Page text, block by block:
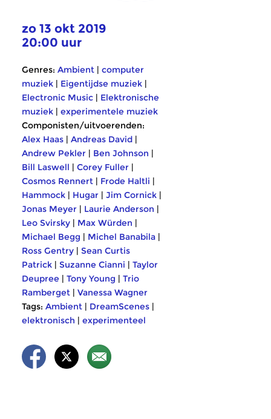
zo 13 okt 2019
20:00 uur
Genres: Ambient | computer
muziek | Eigentijdse muziek |
Electronic Music | Elektronische
muziek | experimentele muziek
Componisten/uitvoerenden:
Alex Haas | Andreas David |
Andrew Pekler | Ben Johnson |
Bill Laswell | Corey Fuller |
Cosmos Rennert | Frode Haltli |
Hammock | Hugar | Jim Cornick |
Jonas Meyer | Laurie Anderson |
Leo Svirsky | Max Würden |
Michael Begg | Michel Banabila |
Ross Gentry | Sean Curtis
Patrick | Suzanne Cianni | Taylor
Deupree | Tony Young | Trio
Ramberget | Vanessa Wagner
Tags: Ambient | DreamScenes |
elektronisch | experimenteel